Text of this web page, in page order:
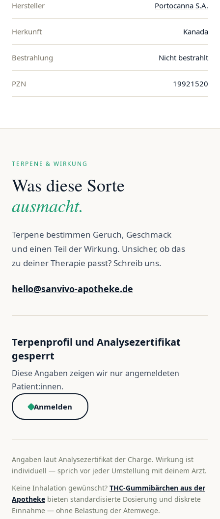
Hersteller Portocanna S.A.
Herkunft Kanada
Bestrahlung Nicht bestrahlt
PZN 19921520
TERPENE & WIRKUNG
Was diese Sorte
ausmacht.
Terpene bestimmen Geruch, Geschmack
und einen Teil der Wirkung. Unsicher, ob das
zu deiner Therapie passt? Schreib uns.
hello@sanvivo-apotheke.de
Terpenprofil und Analysezertifikat
gesperrt
Diese Angaben zeigen wir nur angemeldeten
Patient:innen.
Anmelden
Angaben laut Analysezertifikat der Charge. Wirkung ist
individuell — sprich vor jeder Umstellung mit deinem Arzt.
Keine Inhalation gewünscht? THC-Gummibärchen aus der
Apotheke bieten standardisierte Dosierung und diskrete
Einnahme — ohne Belastung der Atemwege.